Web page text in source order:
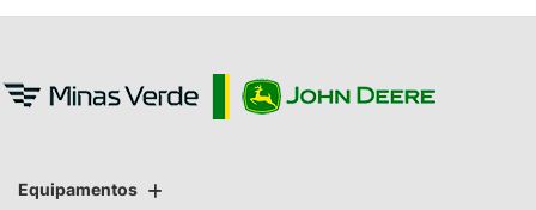
Equipamentos